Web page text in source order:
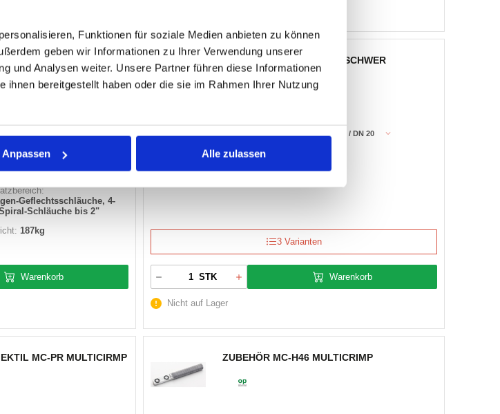
Funktionen für soziale Medien anbieten zu können
geben wir Informationen zu Ihrer Verwendung unserer
und Analysen weiter. Unsere Partner führen diese Informationen
bereitgestellt haben oder die sie im Rahmen Ihrer Nutzung
Anpassen Alle zulassen
MC-TF3
x 710 x1150mm
Geflechtsschläuche, 4-
Schläuche bis 2"
187kg
Warenkorb
PRÜFDORN MULTICRIMP-SCHWER
Artikel Nr.: 2300662 Bezeichnung:
Prüfdorn - MCS / DN 20
3 Varianten
STK Warenkorb
Nicht auf Lager
MC-PR MULTICIRMP ZUBEHÖR MC-H46 MULTICRIMP